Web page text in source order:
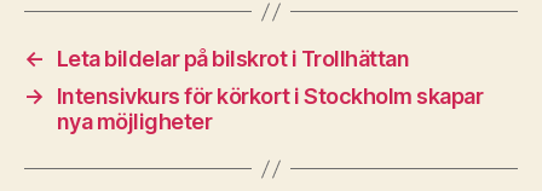
←
Leta bildelar på bilskrot i Trollhättan
→
Intensivkurs för körkort i Stockholm skapar
nya möjligheter